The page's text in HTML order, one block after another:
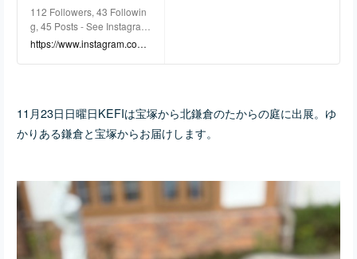
and videos
112 Followers, 43 Followin
g, 45 Posts - See Instagram
photos and videos from KE
https://www.instagram.com/
11月23日日曜日KEFIは宝塚から北鎌倉のたからの庭に出展。ゆ
かりある鎌倉と宝塚からお届けします。